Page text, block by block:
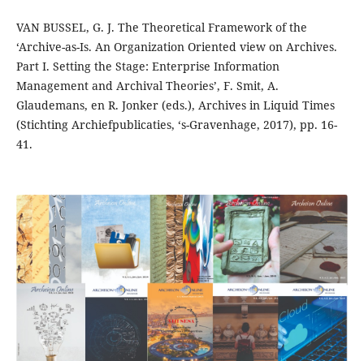
VAN BUSSEL, G. J. The Theoretical Framework of the
‘Archive-as-Is. An Organization Oriented view on Archives.
Part I. Setting the Stage: Enterprise Information
Management and Archival Theories’, F. Smit, A.
Glaudemans, en R. Jonker (eds.), Archives in Liquid Times
(Stichting Archiefpublicaties, ‘s-Gravenhage, 2017), pp. 16-
41.